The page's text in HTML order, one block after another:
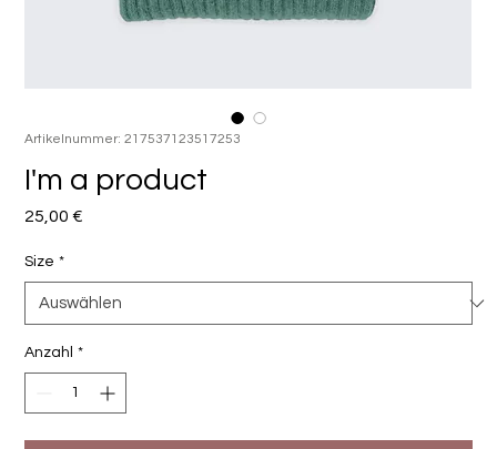
Artikelnummer: 217537123517253
I'm a product
25,00 €
Size *
Anzahl *